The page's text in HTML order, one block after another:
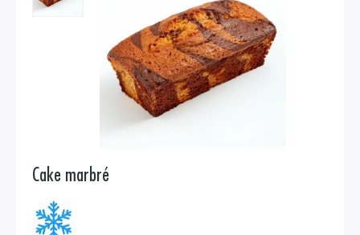
Cake marbré